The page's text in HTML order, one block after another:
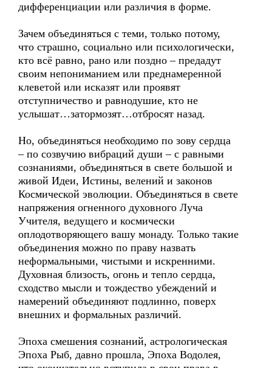
дифференциации или различия в форме.
Зачем объединяться с теми, только потому,
что страшно, социально или психологически,
кто всё равно, рано или поздно – предадут
своим непониманием или преднамеренной
клеветой или исказят или проявят
отступничество и равнодушие, кто не
услышат…затормозят…отбросят назад.
Но, объединяться необходимо по зову сердца
– по созвучию вибраций души – с равными
сознаниями, объединяться в свете большой и
живой Идеи, Истины, велений и законов
Космической эволюции. Объединяться в свете
напряжения огненного духовного Луча
Учителя, ведущего и космически
оплодотворяющего вашу монаду. Только такие
объединения можно по праву назвать
неформальными, чистыми и искренними.
Духовная близость, огонь и тепло сердца,
сходство мысли и тождество убеждений и
намерений объединяют подлинно, поверх
внешних и формальных различий.
Эпоха смешения сознаний, астрологическая
Эпоха Рыб, давно прошла, Эпоха Водолея,